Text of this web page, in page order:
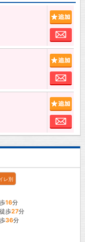
お
お
お
レ別
16分
歩27分
36分